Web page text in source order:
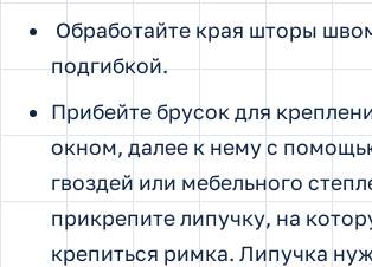
Обработайте края шторы
подгибкой.
Прибейте брусок для
окном, далее к нему с
гвоздей или мебельного
прикрепите липучку, на
крепиться римка. Липучка